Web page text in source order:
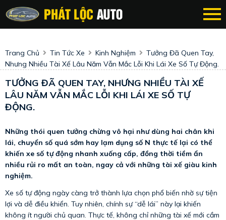
Trang Chủ Tin Tức Xe Kinh Nghiệm
Tưởng Đã Quen Tay,
Nhưng Nhiều Tài Xế Lâu Năm Vẫn Mắc Lỗi Khi Lái Xe Số Tự Động.
TƯỞNG ĐÃ QUEN TAY, NHƯNG NHIỀU TÀI XẾ
LÂU NĂM VẪN MẮC LỖI KHI LÁI XE SỐ TỰ
ĐỘNG.
Những thói quen tưởng chừng vô hại như dùng hai chân khi
lái, chuyển số quá sớm hay lạm dụng số N thực tế lại có thể
khiến xe số tự động nhanh xuống cấp, đồng thời tiềm ẩn
nhiều rủi ro mất an toàn, ngay cả với những tài xế giàu kinh
nghiệm.
Xe số tự động ngày càng trở thành lựa chọn phổ biến nhờ sự tiện
lợi và dễ điều khiển. Tuy nhiên, chính sự “dễ lái” này lại khiến
không ít người chủ quan. Thực tế, không chỉ những tài xế mới cầm